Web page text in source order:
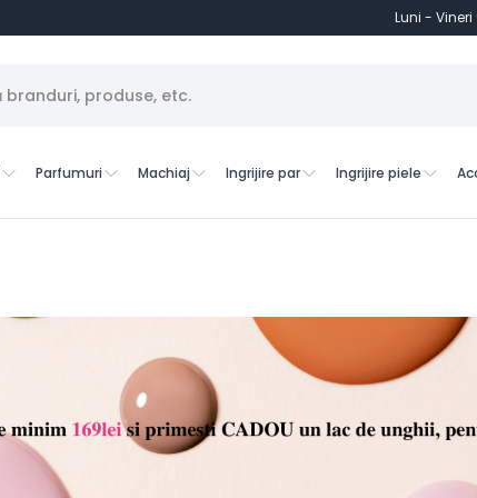
Luni - Vineri
Parfumuri Machiaj Ingrijire par Ingrijire piele